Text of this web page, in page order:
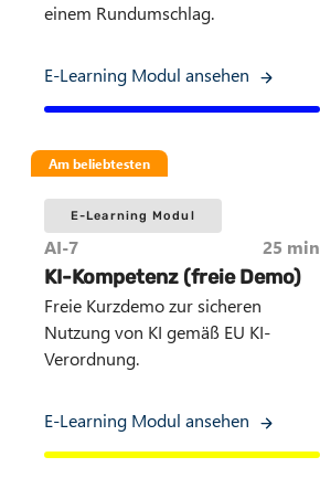
einem Rundumschlag.
E-Learning Modul ansehen
Am beliebtesten
E-Learning Modul
AI-7 25 min
KI-Kompetenz (freie Demo)
Freie Kurzdemo zur sicheren
Nutzung von KI gemäß EU KI-
Verordnung.
E-Learning Modul ansehen